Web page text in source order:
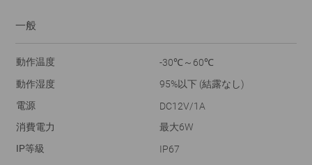
一般
動作温度
-30℃～60℃
動作湿度
95%以下 (結露なし)
電源
DC12V/1A
消費電力
最大6W
IP等級
IP67